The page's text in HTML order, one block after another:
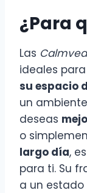
¿Para
Las
ideales
su espacio
un ambiente
deseas
o
largo día,
para ti. Su
a un estado